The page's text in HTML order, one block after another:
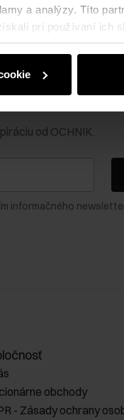
a analýzy. Títo
pri používaní ich
od OCHNIK.
informačného
obchody
- Zásady ochrany